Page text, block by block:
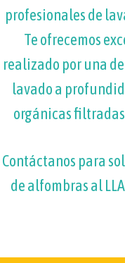
profesionales de
Te ofrecemos
realizado por una
lavado a
orgánicas
Contáctanos para
de alfombras al